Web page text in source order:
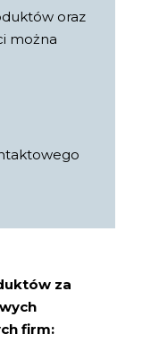
oraz
można
za
firm: